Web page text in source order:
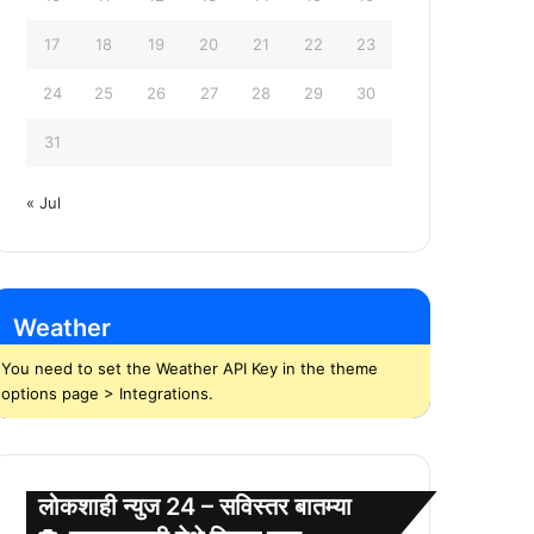
17 18 19 20 21 22 23
24 25 26 27 28 29 30
31
« Jul
Weather
You need to set the Weather API Key in the theme
options page > Integrations.
लोकशाही न्युज 24 – सविस्तर बातम्या